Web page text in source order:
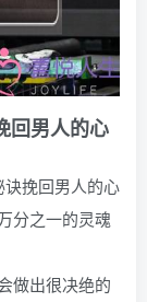
回男人的心
挽回男人的心
分之一的灵魂
做出很决绝的